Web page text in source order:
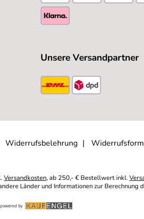
Unsere Versandpartner
Widerrufsbelehrung
Versandkosten, ab 250,- € Bestellwert inkl.
Länder und Informationen zur Berechnung